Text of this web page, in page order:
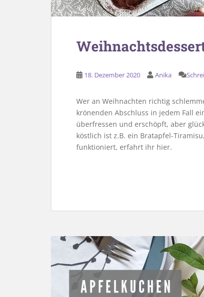
18. Dezember 2020 Anika
Wer an Weihnachten richtig
krönenden Abschluss in jedem Fall
überfressen und erschöpft, aber
köstlich ist z.B. ein Bratapfel-
funktioniert, erfahrt ihr hier.